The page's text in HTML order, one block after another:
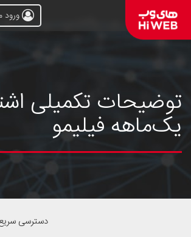
ورود
توضیحات تکمیلی
یک‌ماهه فیلیمو
دسترسی